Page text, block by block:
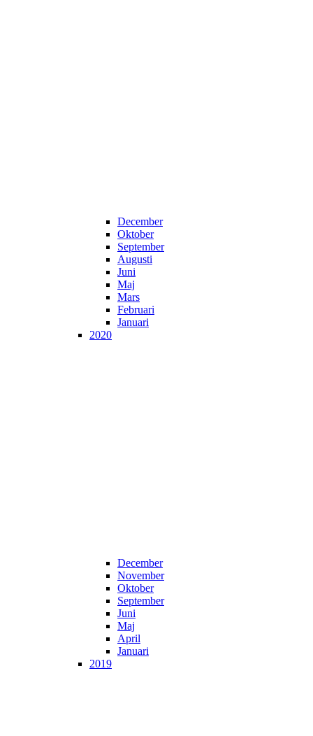
December
Oktober
September
Augusti
Juni
Maj
Mars
Februari
Januari
2020
December
November
Oktober
September
Juni
Maj
April
Januari
2019